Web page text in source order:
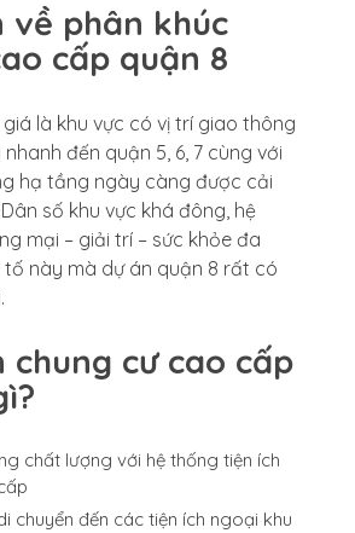
về phân khúc
cấp quận 8
là khu vực có vị trí giao thông
đến quận 5, 6, 7 cùng với
hạ tầng ngày càng được cải
số khu vực khá đông, hệ
mại – giải trí – sức khỏe đa
này mà dự án quận 8 rất có
chung cư cao cấp
chất lượng với hệ thống tiện ích
chuyển đến các tiện ích ngoại khu